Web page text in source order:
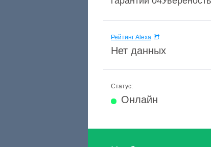
Рейтинг Alexa
Нет данных
Статус:
Онлайн